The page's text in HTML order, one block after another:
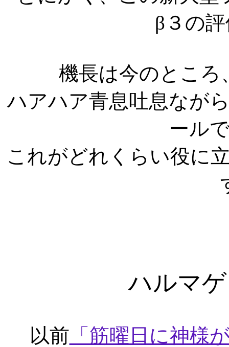
β３の
機長は今のところ
ハアハア青息吐息なが
ール
これがどれくらい役に
ハルマ
以前 「筋曜日に神様